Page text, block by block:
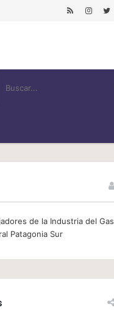
de la Industria del Gas
Patagonia Sur